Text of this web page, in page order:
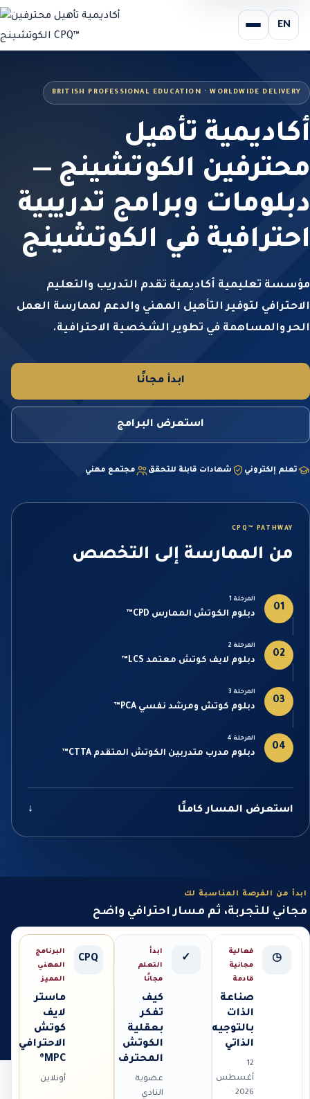
EN
BRITISH PROFESSIONAL EDUCATION · WORLDWIDE DELIVERY
أكاديمية تأهيل
محترفين الكوتشينج —
دبلومات وبرامج تدريبية
احترافية في الكوتشينج
مؤسسة تعليمية أكاديمية تقدم التدريب والتعليم
الاحترافي لتوفير التأهيل المهني والدعم لممارسة العمل
الحر والمساهمة في تطوير الشخصية الاحترافية.
ابدأ مجانًا
استعرض البرامج
تعلم إلكتروني شهادات قابلة للتحقق مجتمع مهني
CPQ™ PATHWAY
من الممارسة إلى التخصص
01
المرحلة 1
دبلوم الكوتش الممارس CPD™
02
المرحلة 2
دبلوم لايف كوتش معتمد LCS™
03
المرحلة 3
دبلوم كوتش ومرشد نفسي PCA™
04
المرحلة 4
دبلوم مدرب متدربين الكوتش المتقدم CTTA™
استعرض المسار كاملًا ↓
ابدأ من الفرصة المناسبة لك
مجاني للتجربة، ثم مسار احترافي واضح
◷
فعالية
مجانية
قادمة
صناعة
الذات
بالتوجيه
الذاتي
12
أغسطس
2026 ·
✓
ابدأ
التعلم
مجانًا
كيف
تفكر
بعقلية
الكوتش
المحترف
عضوية
النادي
CPQ
البرنامج
المهني
المميز
ماستر
لايف
كوتش
الاحترافي
MPC®
أونلاين